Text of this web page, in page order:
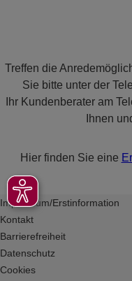
Treffen die
Sie bitte unter der
Ihr Kundenberater am
Ihnen
Hier finden Sie eine
Impressum/Erstinformation
Kontakt
Barrierefreiheit
Datenschutz
Cookies